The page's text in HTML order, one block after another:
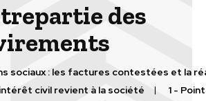
des
sociaux : les factures contestées et la
civil revient à la société
1 -